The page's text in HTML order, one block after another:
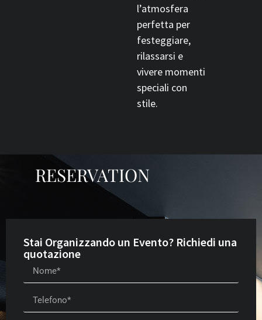
l’atmosfera
perfetta per
festeggiare,
rilassarsi e
vivere momenti
speciali con
stile.
RESERVATION
Stai Organizzando un Evento? Richiedi una
quotazione